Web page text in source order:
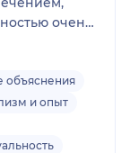
очень
Будем
объяснения
и опыт